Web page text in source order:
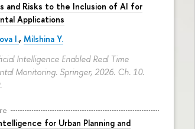
and Risks to the Inclusion of AI for
Applications
I., Milshina Y.
Intelligence Enabled Real Time
Monitoring. Springer, 2026. Ch. 10.
for Urban Planning and